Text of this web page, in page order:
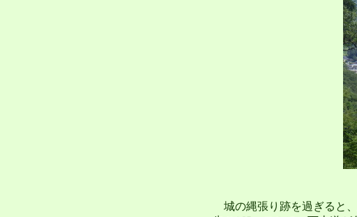
城の縄張り跡を過ぎると